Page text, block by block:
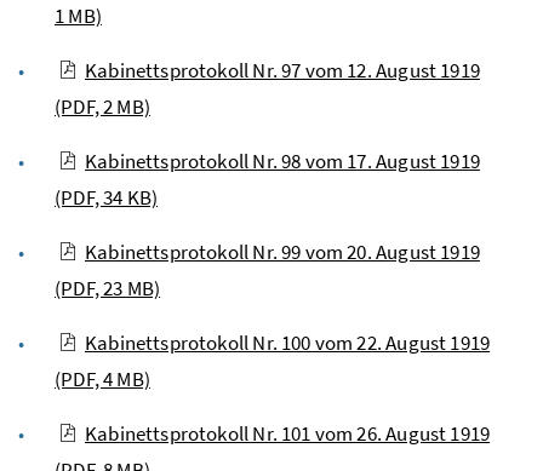
1 MB)
Kabinettsprotokoll Nr. 97 vom 12. August 1919
(PDF, 2 MB)
Kabinettsprotokoll Nr. 98 vom 17. August 1919
(PDF, 34 KB)
Kabinettsprotokoll Nr. 99 vom 20. August 1919
(PDF, 23 MB)
Kabinettsprotokoll Nr. 100 vom 22. August 1919
(PDF, 4 MB)
Kabinettsprotokoll Nr. 101 vom 26. August 1919